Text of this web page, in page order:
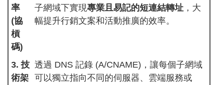
率
(協
槓
碼)
子網域下實現專業且易記的短連結轉址 ，大
幅提升行銷文案和活動推廣的效率。
3. 技
術架
透過 DNS 記錄 (A/CNAME)，讓每個子網域
可以獨立指向不同的伺服器、雲端服務或